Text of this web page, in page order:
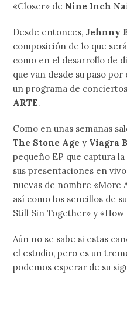
«Closer» de Nine Inch
Desde entonces, Jehnny
composición de lo que
como en el desarrollo de
que van desde su paso
un programa de
ARTE.
Como en unas semanas
The Stone Agey Viagra
pequeño EP que captura
sus presentaciones en
nuevas de nombre «More
así como los sencillos de
Still Sin Together» y «How
Aún no se sabe si estas
el estudio, pero es un
podemos esperar de su